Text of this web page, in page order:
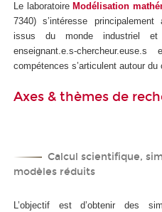
Le laboratoire Modélisation
7340) s’intéresse
issus du monde industriel et
enseignant.e.s-
compétences s’articulent autour
Axes & thèmes de
Calcul scientifique,
modèles réduits
L’objectif est d’obtenir des